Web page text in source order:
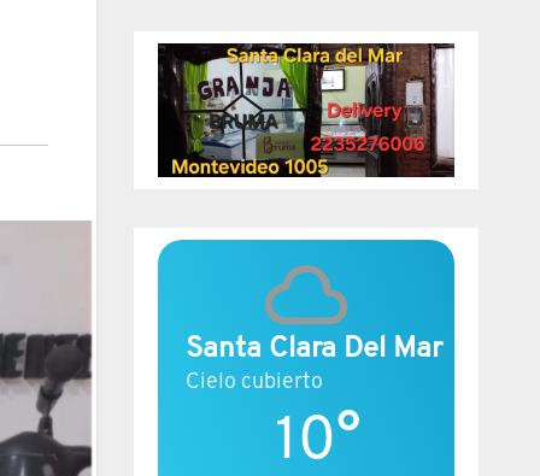
Santa Clara Del Mar
Cielo cubierto
10°